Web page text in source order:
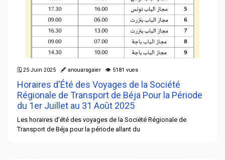
🗓 25 Juin 2025 🖋 anouarsgaier 👁 5181 vues
Horaires d'Été des Voyages de la Société
Régionale de Transport de Béja Pour la Période
du 1er Juillet au 31 Août 2025
Les horaires d’été des voyages de la Société Régionale de
Transport de Béja pour la période allant du